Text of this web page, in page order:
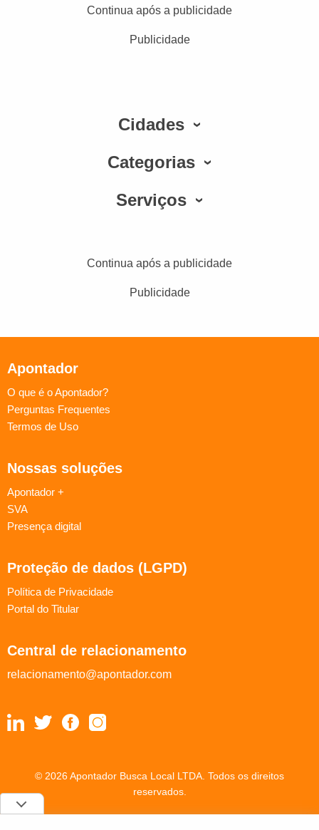
Continua após a publicidade
Publicidade
Cidades
Categorias
Serviços
Continua após a publicidade
Publicidade
Apontador
O que é o Apontador?
Perguntas Frequentes
Termos de Uso
Nossas soluções
Apontador +
SVA
Presença digital
Proteção de dados (LGPD)
Política de Privacidade
Portal do Titular
Central de relacionamento
relacionamento@apontador.com
© 2026 Apontador Busca Local LTDA. Todos os direitos
reservados.